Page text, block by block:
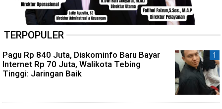
TERPOPULER
Pagu Rp 840 Juta, Diskominfo Baru Bayar
Internet Rp 70 Juta, Walikota Tebing
Tinggi: Jaringan Baik